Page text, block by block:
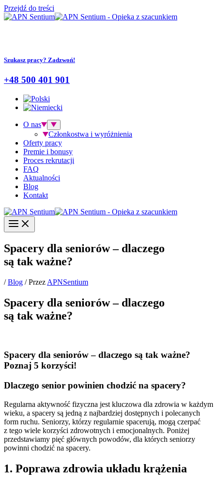
Przejdź do treści
Szukasz pracy? Zadzwoń!
+48 500 401 901
O nas
Członkostwa i wyróżnienia
Oferty pracy
Premie i bonusy
Proces rekrutacji
FAQ
Aktualności
Blog
Kontakt
Spacery dla seniorów – dlaczego
są tak ważne?
/Blog / Przez APNSentium
Spacery dla seniorów – dlaczego
są tak ważne?
Spacery dla seniorów – dlaczego są tak ważne?
Poznaj 5 korzyści!
Dlaczego senior powinien chodzić na spacery?
Regularna aktywność fizyczna jest kluczowa dla zdrowia w każdym
wieku, a spacery są jedną z najbardziej dostępnych i polecanych
form ruchu. Seniorzy, którzy regularnie spacerują, mogą czerpać
z tego wiele korzyści zdrowotnych i emocjonalnych. Poniżej
przedstawiamy pięć głównych powodów, dla których seniorzy
powinni chodzić na spacery.
1. Poprawa zdrowia układu krążenia